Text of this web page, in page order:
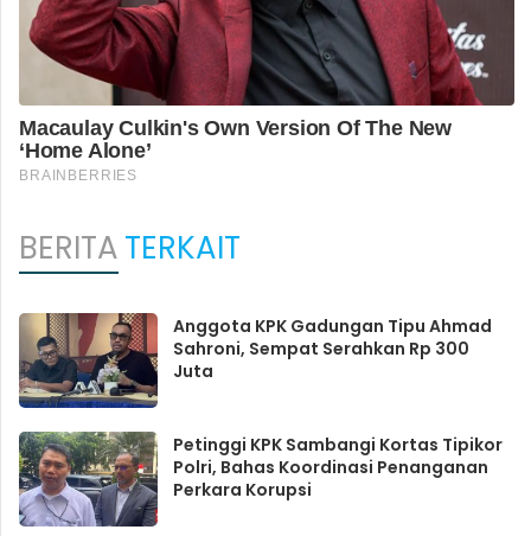
BERITATERKAIT
Anggota KPK Gadungan Tipu Ahmad
Sahroni, Sempat Serahkan Rp 300
Juta
Petinggi KPK Sambangi Kortas Tipikor
Polri, Bahas Koordinasi Penanganan
Perkara Korupsi